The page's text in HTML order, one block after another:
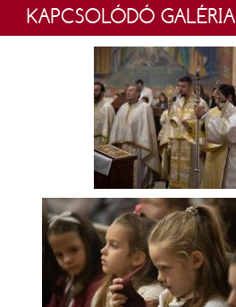
KAPCSOLÓDÓ GALÉRIA